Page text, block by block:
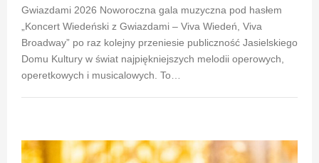
Gwiazdami 2026 Noworoczna gala muzyczna pod hasłem
„Koncert Wiedeński z Gwiazdami – Viva Wiedeń, Viva
Broadway” po raz kolejny przeniesie publiczność Jasielskiego
Domu Kultury w świat najpiękniejszych melodii operowych,
operetkowych i musicalowych. To…